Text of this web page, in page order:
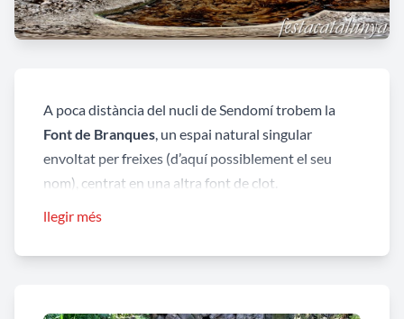
A poca distància del nucli de Sendomí trobem la
Font de Branques, un espai natural singular
envoltat per freixes (d’aquí possiblement el seu
nom), centrat en una altra font de clot.
presidit per un freixe fruitat de sinople, és a dir d’un
llegir més